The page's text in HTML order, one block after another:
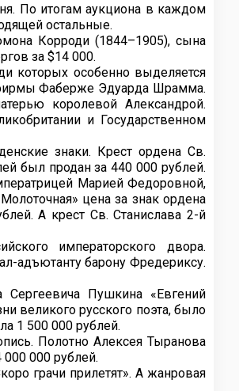
По итогам аукциона в каждом
остальные.
Корроди (1844–1905), сына
за $14 000.
которых особенно выделяется
Фаберже Эдуарда Шрамма.
королевой Александрой.
и Государственном
знаки. Крест ордена Св.
был продан за 440 000 рублей.
Марией Федоровной,
цена за знак ордена
А крест Св. Станислава 2-й
императорского двора.
адъютанту барону Фредериксу.
Сергеевича Пушкина «Евгений
великого русского поэта, было
1 500 000 рублей.
Полотно Алексея Тыранова
000 рублей.
грачи прилетят». А жанровая